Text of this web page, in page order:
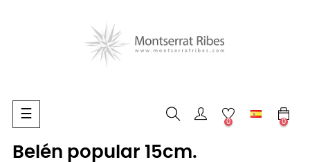
Navegación
de
palanca
☰
0 0
Belén popular 15cm.